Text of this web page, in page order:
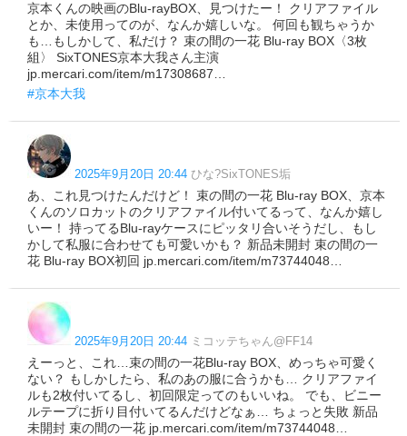
京本くんの映画のBlu-rayBOX、見つけたー！ クリアファイル
とか、未使用ってのが、なんか嬉しいな。 何回も観ちゃうか
も…もしかして、私だけ？ 束の間の一花 Blu-ray BOX〈3枚
組〉 SixTONES京本大我さん主演
jp.mercari.com/item/m17308687…
#京本大我
2025年9月20日 20:44 ひな?SixTONES垢
あ、これ見つけたんだけど！ 束の間の一花 Blu-ray BOX、京本
くんのソロカットのクリアファイル付いてるって、なんか嬉し
いー！ 持ってるBlu-rayケースにピッタリ合いそうだし、もし
かして私服に合わせても可愛いかも？ 新品未開封 束の間の一
花 Blu-ray BOX初回 jp.mercari.com/item/m73744048…
2025年9月20日 20:44 ミコッテちゃん@FF14
えーっと、これ…束の間の一花Blu-ray BOX、めっちゃ可愛く
ない？ もしかしたら、私のあの服に合うかも… クリアファイ
ルも2枚付いてるし、初回限定ってのもいいね。 でも、ビニー
ルテープに折り目付いてるんだけどなぁ… ちょっと失敗 新品
未開封 束の間の一花 jp.mercari.com/item/m73744048…